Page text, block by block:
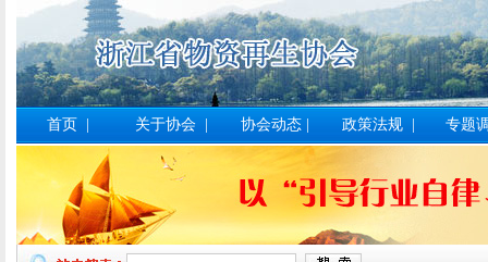
首页 关于协会 协会动态 政策法规 专题